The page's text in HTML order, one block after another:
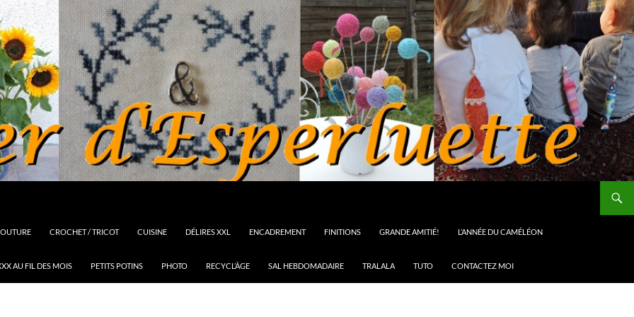
CROCHET / TRICOT CUISINE DÉLIRES XXL ENCADREMENT FINITIONS GRANDE AMITIÉ! L’ANNÉE DU CAMÉLÉON
AU FIL DES MOIS PETITS POTINS PHOTO RECYCL’ÂGE SAL HEBDOMADAIRE TRALALA TUTO CONTACTEZ MOI